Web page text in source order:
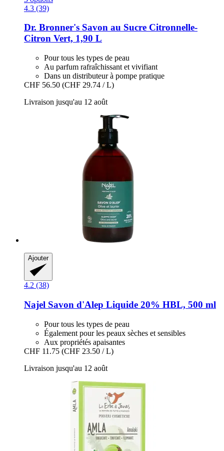
4.3 (39)
Dr. Bronner's Savon au Sucre Citronnelle-​
Citron Vert, 1,90 L
Pour tous les types de peau
Au parfum rafraîchissant et vivifiant
Dans un distributeur à pompe pratique
CHF 56.50 (CHF 29.74 / L)
Livraison jusqu'au 12 août
Ajouter
4.2 (38)
Najel Savon d'Alep Liquide 20% HBL, 500 ml
Pour tous les types de peau
Également pour les peaux sèches et sensibles
Aux propriétés apaisantes
CHF 11.75 (CHF 23.50 / L)
Livraison jusqu'au 12 août